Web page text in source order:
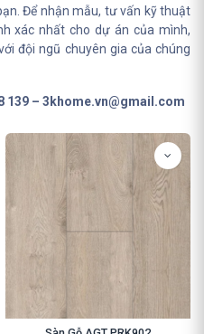
Để nhận mẫu, tư vấn kỹ thuật
xác nhất cho dự án của mình,
đội ngũ chuyên gia của chúng
139 – 3khome.vn@gmail.com